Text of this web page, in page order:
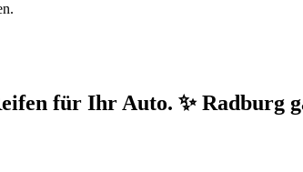
für Ihr Auto. ✨